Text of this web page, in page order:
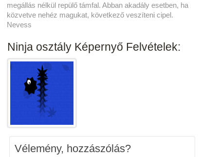
megállás nélkül repülő támfal. Abban akadály esetben, ha
közvetve nehéz magukat, következő veszíteni cipel.
Nevess
Ninja osztály Képernyő Felvételek:
Vélemény, hozzászólás?